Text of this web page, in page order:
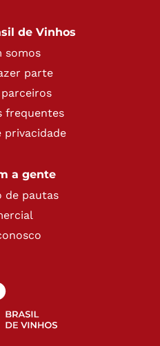
de Vinhos
somos
parte
frequentes
privacidade
a gente
de pautas